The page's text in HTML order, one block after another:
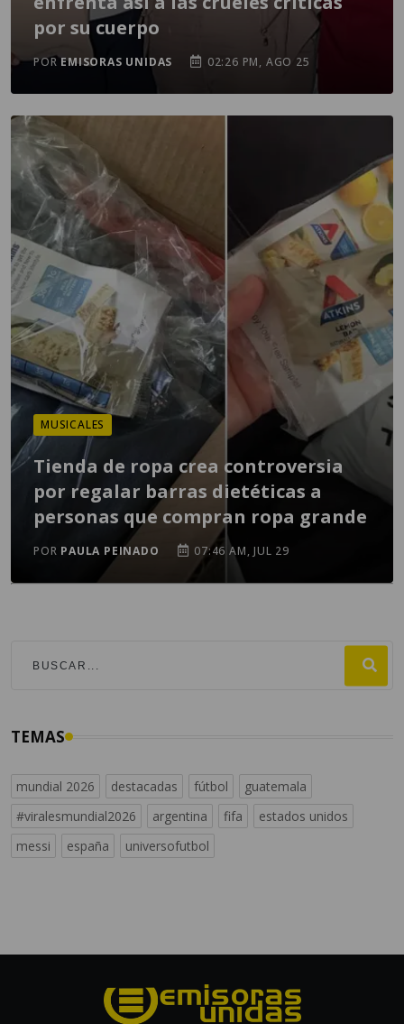
por su cuerpo
POREMISORAS UNIDAS 02:26 PM, AGO 25
MUSICALES
Tienda de ropa crea controversia
por regalar barras dietéticas a
personas que compran ropa grande
POR PAULA PEINADO 07:46 AM, JUL 29
TEMAS
mundial 2026 destacadas fútbol
guatemala
#viralesmundial2026
argentina fifa
estados unidos
messi
españa universofutbol